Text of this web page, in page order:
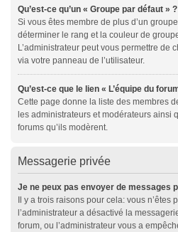
Qu’est-ce qu’un « Groupe par défaut » ?
Si vous êtes membre de plus d’un
déterminer le rang et la couleur de
L’administrateur peut vous permettre de
via votre panneau de l’utilisateur.
Qu’est-ce que le lien « L’équipe du
Cette page donne la liste des membres
les administrateurs et modérateurs ainsi
forums qu’ils modèrent.
Messagerie privée
Je ne peux pas envoyer de messages
Il y a trois raisons pour cela: vous
l’administrateur a désactivé la
forum, ou l’administrateur vous a